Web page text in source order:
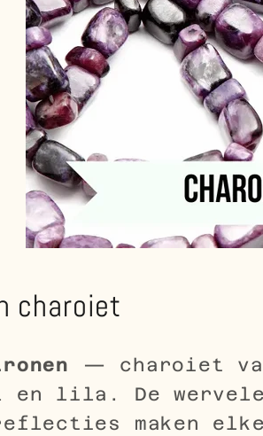
charoiet
— charoiet
lila. De
maken